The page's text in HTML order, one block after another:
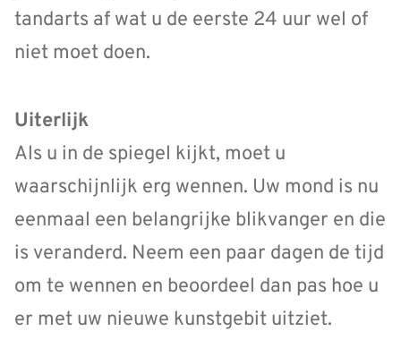
tandarts af wat u de eerste 24 uur wel of
niet moet doen.
Uiterlijk
Als u in de spiegel kijkt, moet u
waarschijnlijk erg wennen. Uw mond is nu
eenmaal een belangrijke blikvanger en die
is veranderd. Neem een paar dagen de tijd
om te wennen en beoordeel dan pas hoe u
er met uw nieuwe kunstgebit uitziet.